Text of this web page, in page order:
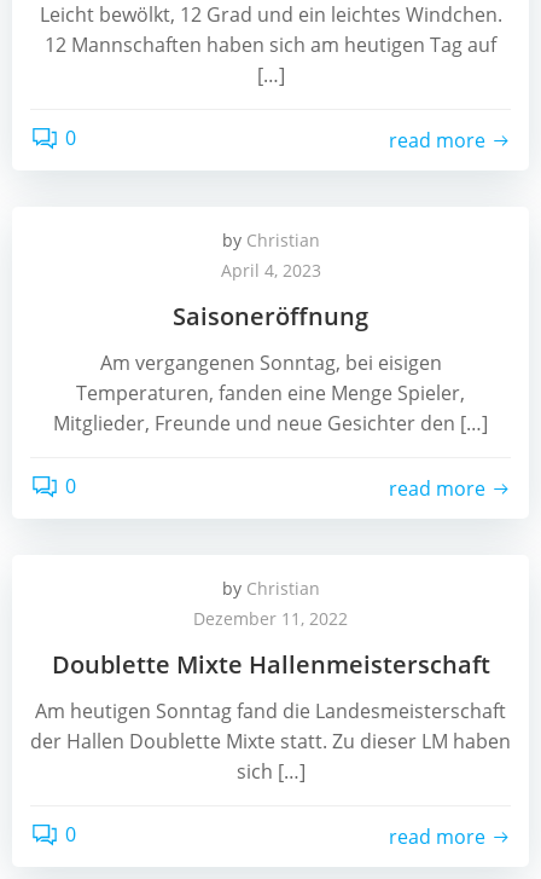
Leicht bewölkt, 12 Grad und ein leichtes Windchen.
12 Mannschaften haben sich am heutigen Tag auf
[…]
0 read more
by Christian
April 4, 2023
Saisoneröffnung
Am vergangenen Sonntag, bei eisigen
Temperaturen, fanden eine Menge Spieler,
Mitglieder, Freunde und neue Gesichter den […]
0 read more
by Christian
Dezember 11, 2022
Doublette Mixte Hallenmeisterschaft
Am heutigen Sonntag fand die Landesmeisterschaft
der Hallen Doublette Mixte statt. Zu dieser LM haben
sich […]
0 read more